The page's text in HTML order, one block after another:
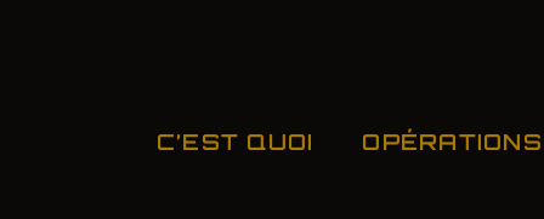
C’EST QUOI OPÉRATIONS